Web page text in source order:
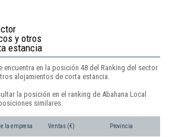
y otros
estancia
encuentra en la posición 48 del Ranking del sector
alojamientos de corta estancia.
la posición en el ranking de Abahana Local
similares:
la empresa Ventas (€) Provincia